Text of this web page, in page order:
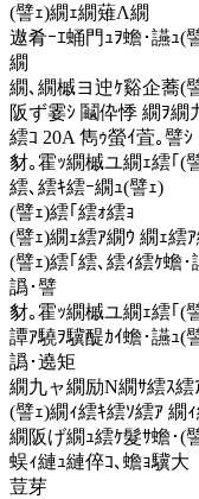
(譬ｪ)繝ｪ繝薙Λ繝
遨肴ｰｴ蛹門ｭｦ蟾･讌ｭ(
繝
繝､繝槭ヨ迚ｹ谿企蕎(
阪ず霎ｼ 鬮伜悸 繝ｦ繝
繧ｺ 20A 雋ｩ螢ｲ萓｡譬ｼ
豺｡霍ｯ繝槭ユ繝ｪ繧｢(
繧､繧ｷ繧ｰ繝ｭ(譬ｪ)
(譬ｪ)繧｢繧ｫ繧ｮ
(譬ｪ)繝ｪ繧ｱ繝ｳ 繝ｪ繧
(譬ｪ)繧｢繧､繧ｨ繧ｹ蟾･
譌･譬
豺｡霍ｯ繝槭ユ繝ｪ繧｢(
譚ｱ驍ｦ驥醍ｶｲ蟾･讌ｭ(
譌･遶矩
繝九ャ繝励Ν繝ｻ繧ｽ繧
(譬ｪ)繝ｨ繧ｷ繧ｿ繧ｱ 繝
繝阪げ繝ｭ繧ｹ髮ｻ蟾･(
蜈ｨ縺ｭ縺倅ｺ､蟾ｮ驥大
荳芽